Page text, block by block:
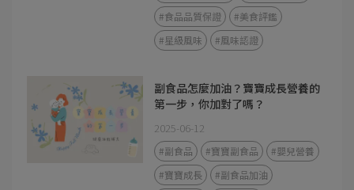
#食品品質保證
#美食評鑑
#星級風味
#風味認證
副食品怎麼加油？寶寶成長營養的
第一步，你加對了嗎？
2025-06-12
#副食品 #寶寶副食品
#嬰兒營養
#寶寶成長
#副食品加油